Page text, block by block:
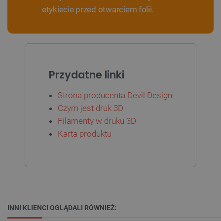
etykiecie przed otwarciem folii.
Przydatne linki
Strona producenta Devil Design
Czym jest druk 3D
Filamenty w druku 3D
Karta produktu
INNI KLIENCI OGLĄDALI RÓWNIEŻ: